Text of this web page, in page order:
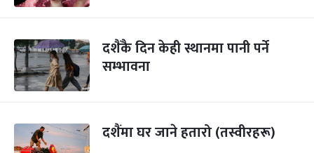
दशैंकै दिन केही स्थानमा पानी पर्ने
सम्भावना
दशैंमा घर जाने हतारो (तस्वीरहरू)